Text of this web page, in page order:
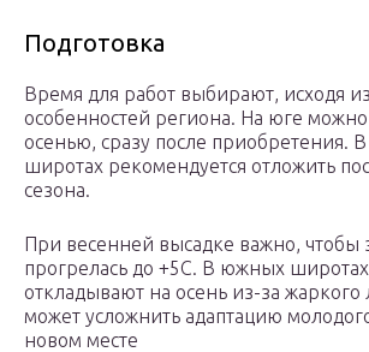
Подготовка
Время для работ выбирают, исходя
особенностей региона. На юге можно
осенью, сразу после приобретения.
широтах рекомендуется отложить
сезона.
При весенней высадке важно, чтобы
прогрелась до +5С. В южных
откладывают на осень из-за жаркого
может усложнить адаптацию
новом месте